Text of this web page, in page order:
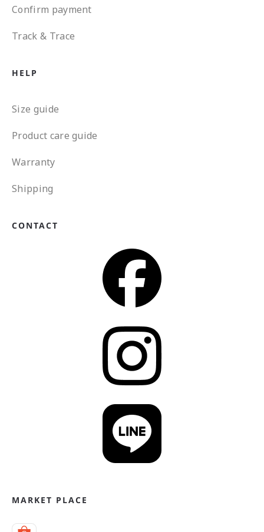
Confirm payment
Track & Trace
HELP
Size guide
Product care guide
Warranty
Shipping
CONTACT
MARKET PLACE